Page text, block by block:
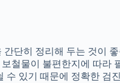
단히 정리해 두는 것이
철물이 불편한지에 따라
수 있기 때문에 정확한 검